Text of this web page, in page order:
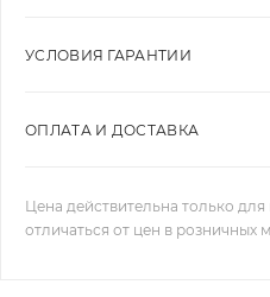
УСЛОВИЯ ГАРАНТИИ
ОПЛАТА И ДОСТАВКА
Цена действительна только
отличаться от цен в розничных